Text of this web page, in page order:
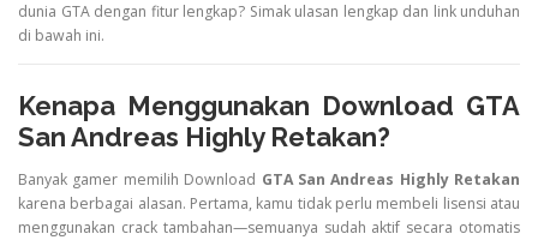
dunia GTA dengan fitur lengkap? Simak ulasan lengkap dan link unduhan
di bawah ini.
Kenapa Menggunakan Download GTA
San Andreas Highly Retakan?
Banyak gamer memilih Download GTA San Andreas Highly Retakan
karena berbagai alasan. Pertama, kamu tidak perlu membeli lisensi atau
menggunakan crack tambahan—semuanya sudah aktif secara otomatis